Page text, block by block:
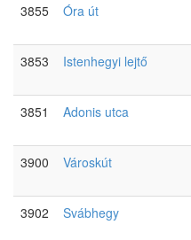
3855
Óra út
3853
Istenhegyi lejtő
3851
Adonis utca
3900
Városkút
3902
Svábhegy